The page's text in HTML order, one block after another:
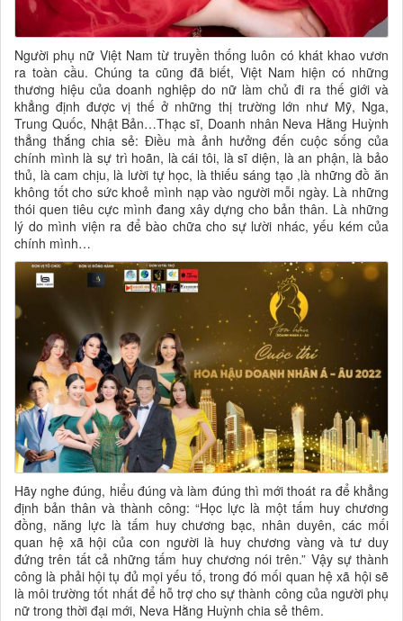
Người phụ nữ Việt Nam từ truyền thống luôn có khát khao vươn
ra toàn cầu. Chúng ta cũng đã biết, Việt Nam hiện có những
thương hiệu của doanh nghiệp do nữ làm chủ đi ra thế giới và
khẳng định được vị thế ở những thị trường lớn như Mỹ, Nga,
Trung Quốc, Nhật Bản…Thạc sĩ, Doanh nhân Neva Hằng Huỳnh
thẳng thắng chia sẻ: Điều mà ảnh hưởng đến cuộc sống của
chính mình là sự trì hoãn, là cái tôi, là sĩ diện, là an phận, là bảo
thủ, là cam chịu, là lười tự học, là thiếu sáng tạo ,là những đồ ăn
không tốt cho sức khoẻ mình nạp vào người mỗi ngày. Là những
thói quen tiêu cực mình đang xây dựng cho bản thân. Là những
lý do mình viện ra để bào chữa cho sự lười nhác, yếu kém của
chính mình…
Hãy nghe đúng, hiểu đúng và làm đúng thì mới thoát ra để khẳng
định bản thân và thành công: “Học lực là một tấm huy chương
đồng, năng lực là tấm huy chương bạc, nhân duyên, các mối
quan hệ xã hội của con người là huy chương vàng và tư duy
đứng trên tất cả những tấm huy chương nói trên.” Vậy sự thành
công là phải hội tụ đủ mọi yếu tố, trong đó mối quan hệ xã hội sẽ
là môi trường tốt nhất để hỗ trợ cho sự thành công của người phụ
nữ trong thời đại mới, Neva Hằng Huỳnh chia sẻ thêm.